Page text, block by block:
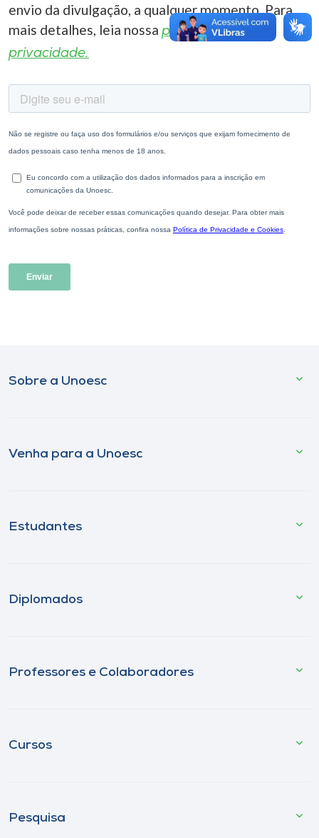
envio da divulgação, a qualquer momento. Para
mais detalhes, leia nossa política de
privacidade.
Sobre a Unoesc
Venha para a Unoesc
Estudantes
Diplomados
Professores e Colaboradores
Cursos
Pesquisa